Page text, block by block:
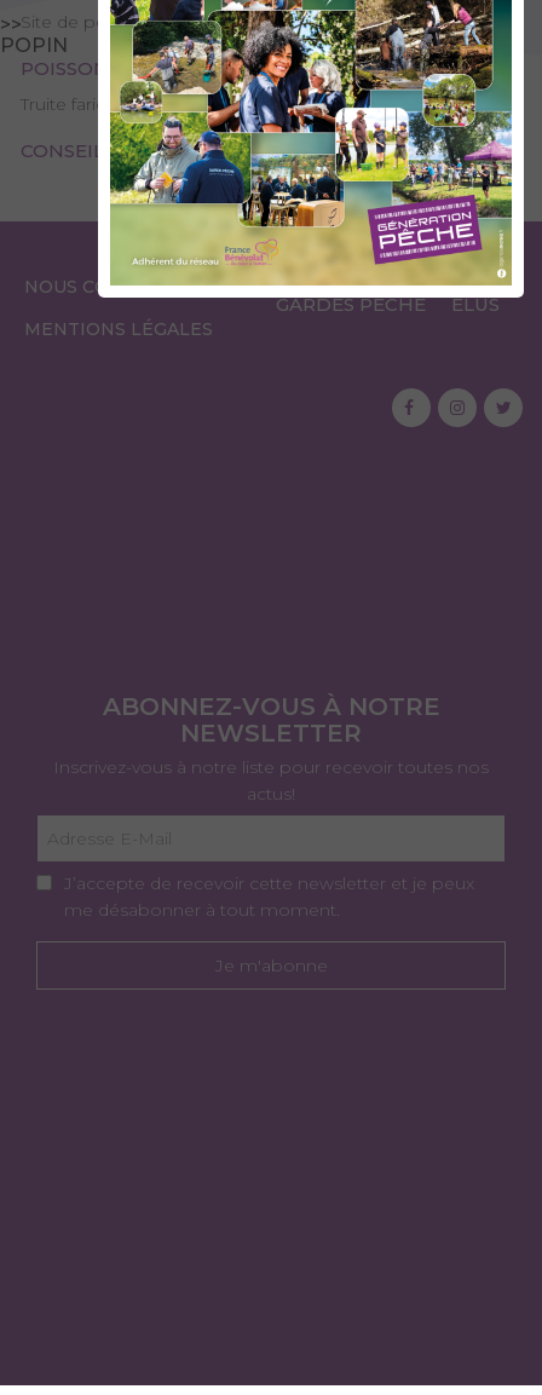
>>
POPIN
Site de pêche - 1ère catégorie
POISSONS PRÉSENTS
Truite fario
CONSEILS DE PÊCHE
NOUS CONTACTER
MENTIONS LÉGALES
ESPACE
GARDES PÊCHE
ESPACE
ÉLUS
ABONNEZ-VOUS À NOTRE
NEWSLETTER
Inscrivez-vous à notre liste pour recevoir toutes nos
actus!
J’accepte de recevoir cette newsletter et je peux
me désabonner à tout moment.
Je m'abonne